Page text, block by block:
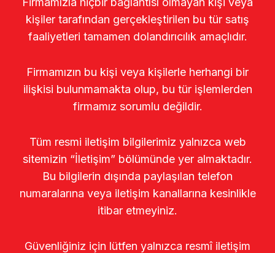
kişiler tarafından gerçekleştirilen bu tür satış
faaliyetleri tamamen dolandırıcılık amaçlıdır.
Firmamızın bu kişi veya kişilerle herhangi bir
ilişkisi bulunmamakta olup, bu tür işlemlerden
firmamız sorumlu değildir.
Tüm resmi iletişim bilgilerimiz yalnızca web
sitemizin “İletişim” bölümünde yer almaktadır.
Bu bilgilerin dışında paylaşılan telefon
numaralarına veya iletişim kanallarına kesinlikle
itibar etmeyiniz.
Güvenliğiniz için lütfen yalnızca resmî iletişim